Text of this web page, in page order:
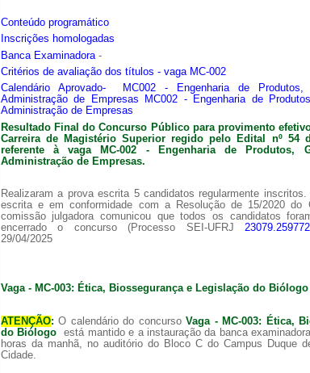
Conteúdo programático
Inscrições homologadas
Banca Examinadora -
Critérios de avaliação dos títulos - vaga MC-002
Calendário Aprovado- MC002 - Engenharia de
Administração de Empresas MC002 - Engenharia de
Administração de Empresas
Resultado Final do Concurso Público para provimento
Carreira de
Magistério Superior regido pelo Edital nº 54
referente à vaga MC-002 -
Engenharia de Produtos,
Administração de Empresas.
Realizaram a prova escrita 5 candidatos regularmente
escrita e em conformidade com a Resolução de 15/2020 do
comissão julgadora comunicou que todos os candidatos
encerrado o concurso (Processo SEI-UFRJ
29/04/2025
Vaga - MC-003: Ética, Biossegurança e Legislação do Biólogo
ATENÇÃO: O calendário do concursoVaga - MC-003: Ética,
do Biólogo
está mantido e a instauração da banca
horas da manhã, no auditório do Bloco C do Campus Duque
Cidade.